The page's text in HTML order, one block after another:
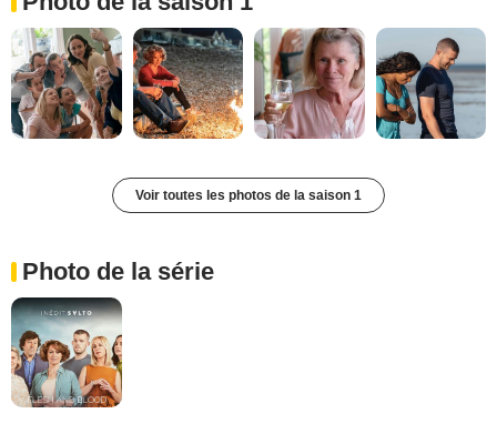
Voir toutes les photos de la saison 1
Photo de la série